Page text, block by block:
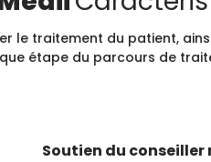
le traitement du patient,
étape du parcours de
Soutien du conseiller